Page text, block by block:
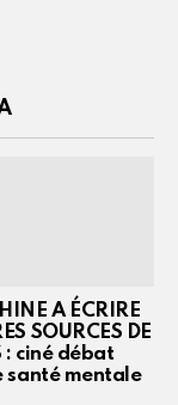
A ÉCRIRE
SOURCES DE
: ciné débat
santé mentale